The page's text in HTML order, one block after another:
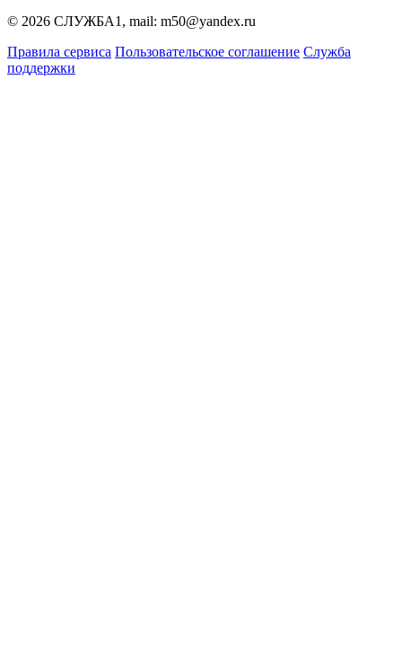
© 2026 СЛУЖБА1, mail: m50@yandex.ru
Правила сервиса Пользовательское соглашение Служба
поддержки